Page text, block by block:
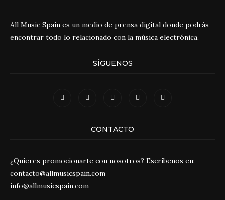
All Music Spain es un medio de prensa digital donde podrás
encontrar todo lo relacionado con la música electrónica.
SÍGUENOS
CONTACTO
¿Quieres promocionarte con nosotros? Escríbenos en:
contacto@allmusicspain.com
info@allmusicspain.com